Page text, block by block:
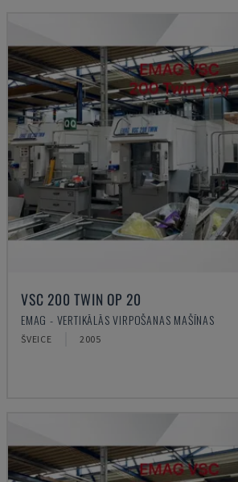
VSC 200 TWIN OP 20
EMAG - VERTIKĀLĀS VIRPOŠANAS MAŠĪNAS
ŠVEICE 2005